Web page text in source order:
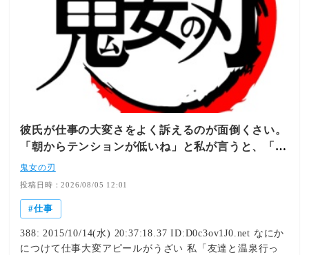
彼氏が仕事の大変さをよく訴えるのが面倒くさい。
「朝からテンションが低いね」と私が言うと、「う
ん、仕事で忙しくて…」って。
鬼女の刃
投稿日時：2026/08/05 12:01
仕事
388: 2015/10/14(水) 20:37:18.37 ID:D0c3ov1J0.net なにか
につけて仕事大変アピールがうざい 私「友達と温泉行っ